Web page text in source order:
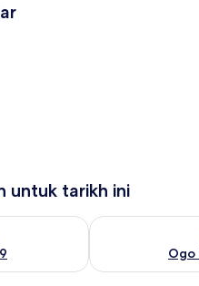
untuk tarikh ini
malam ini Ogo 8 - Ogo 9
Ogo
Semak